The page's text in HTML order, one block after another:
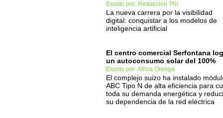
Escrito por: Redacción TNI
La nueva carrera por la visibilidad
digital: conquistar a los modelos de
inteligencia artificial
El centro comercial Serfontana
un autoconsumo solar del 100%
Escrito por: Africa Orenga
El complejo suizo ha instalado
ABC Tipo N de alta eficiencia para
toda su demanda energética y
su dependencia de la red eléctrica